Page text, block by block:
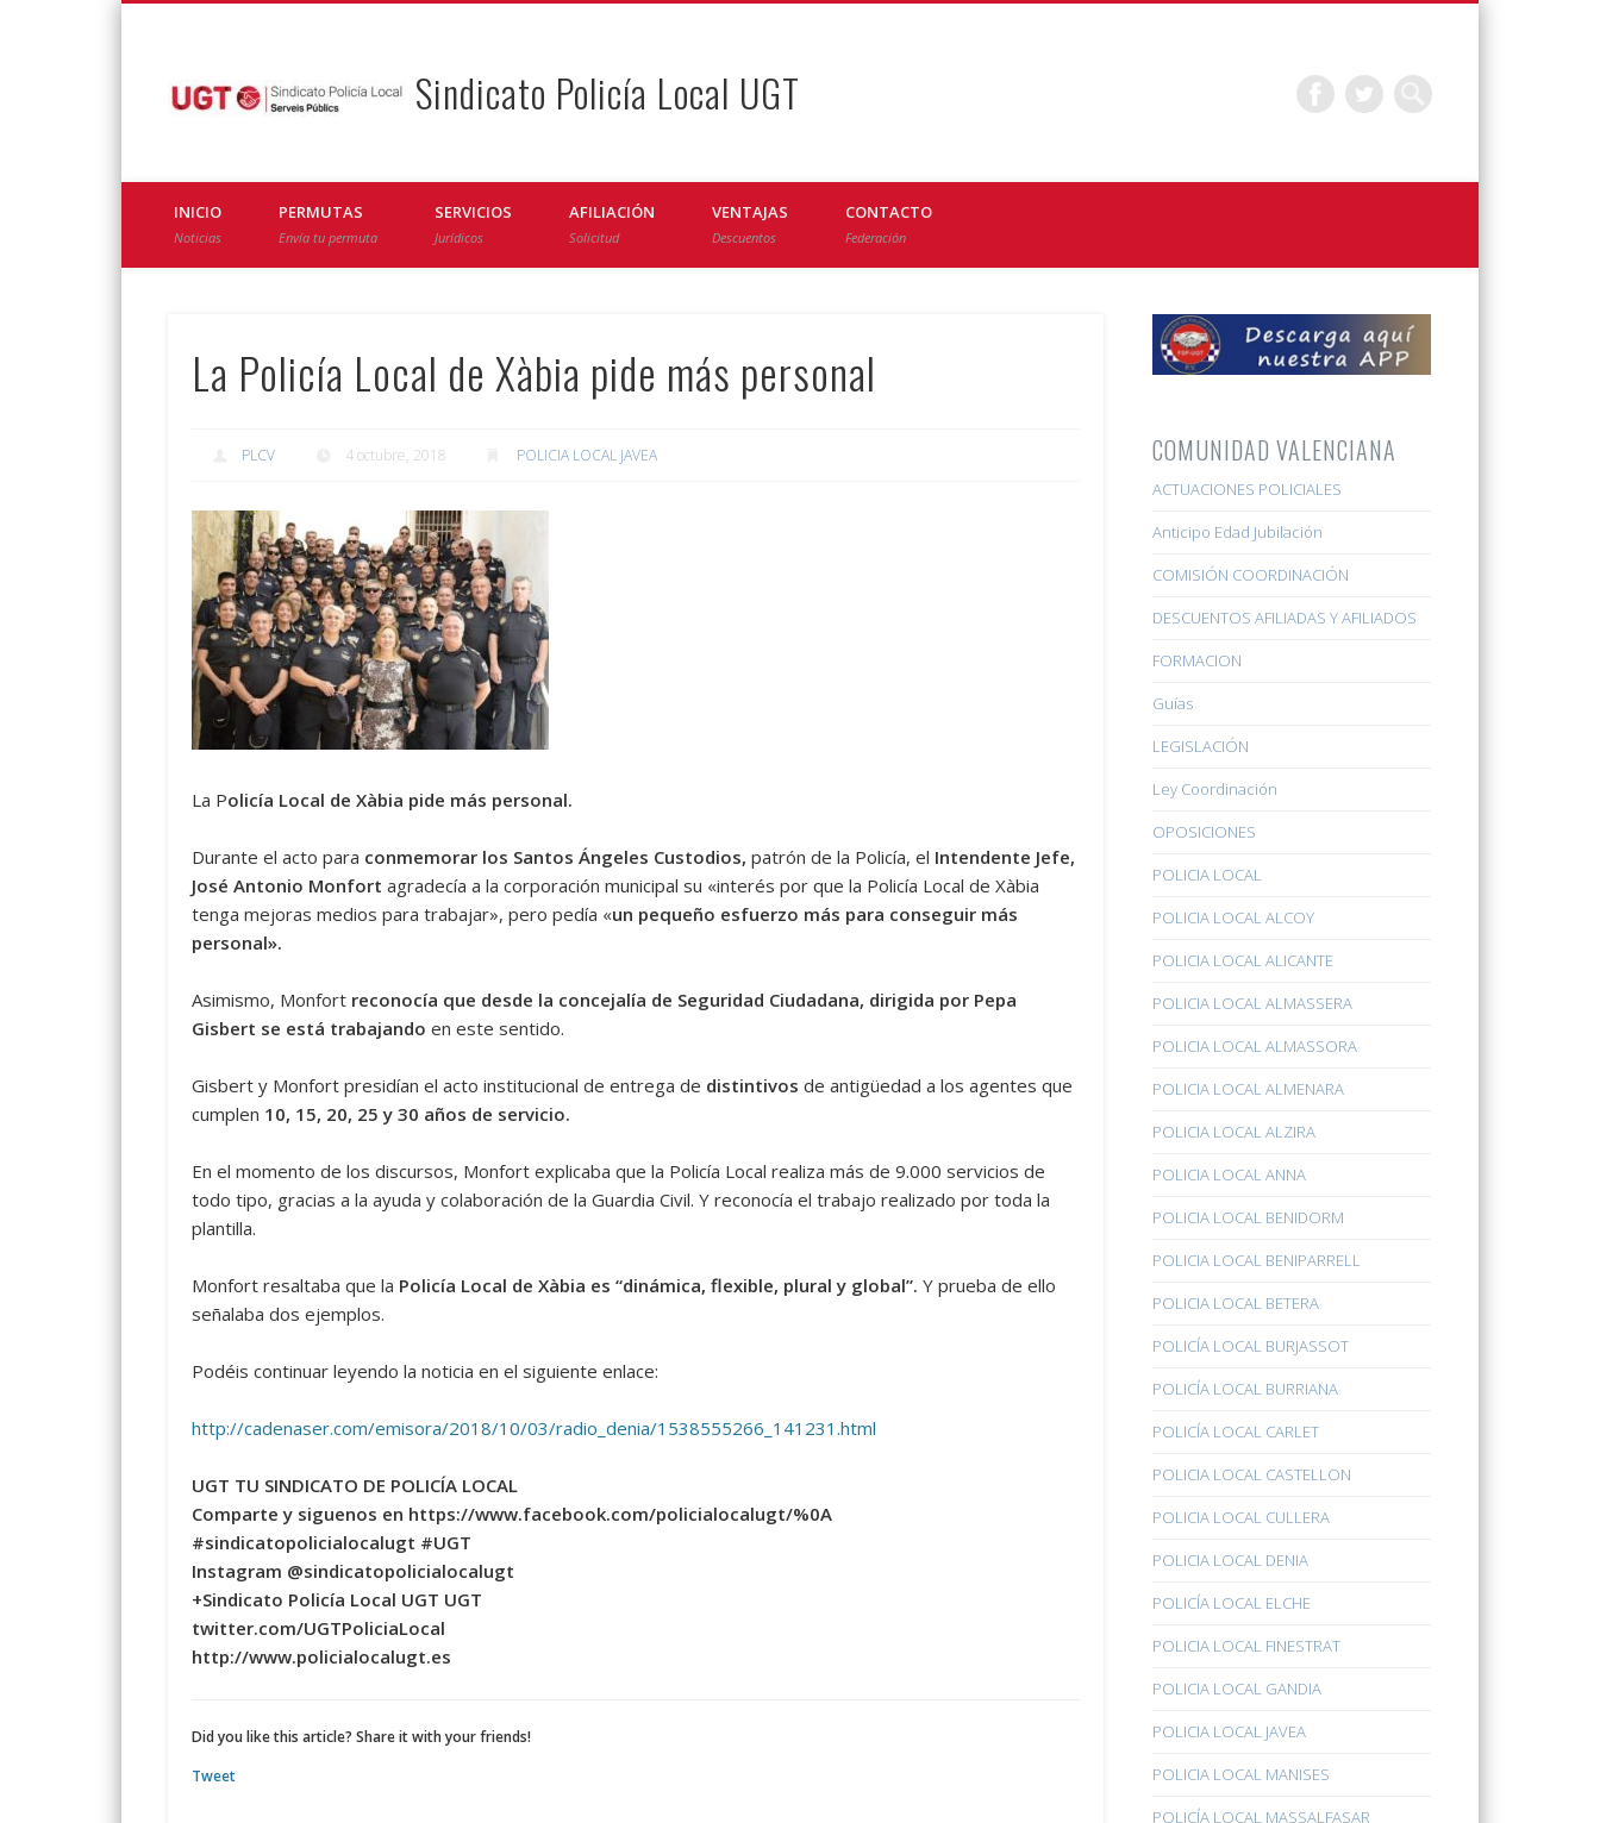
Sindicato Policía Local UGT
FacebookTwitter
INICIO
Noticias
PERMUTAS
Envía tu permuta
SERVICIOS
Jurídicos
AFILIACIÓN
Solicitud
VENTAJAS
Descuentos
CONTACTO
Federación
La Policía Local de Xàbia pide más personal
PLCV 4 octubre, 2018 POLICIA LOCAL JAVEA
La Policía Local de Xàbia pide más personal.
Durante el acto para conmemorar los Santos Ángeles Custodios, patrón de la Policía, el Intendente Jefe,
José Antonio Monfort agradecía a la corporación municipal su «interés por que la Policía Local de Xàbia
tenga mejoras medios para trabajar», pero pedía «un pequeño esfuerzo más para conseguir más
personal».
Asimismo, Monfort reconocía que desde la concejalía de Seguridad Ciudadana, dirigida por Pepa
Gisbert se está trabajando en este sentido.
Gisbert y Monfort presidían el acto institucional de entrega de distintivos de antigüedad a los agentes que
cumplen 10, 15, 20, 25 y 30 años de servicio.
En el momento de los discursos, Monfort explicaba que la Policía Local realiza más de 9.000 servicios de
todo tipo, gracias a la ayuda y colaboración de la Guardia Civil. Y reconocía el trabajo realizado por toda la
plantilla.
Monfort resaltaba que la Policía Local de Xàbia es “dinámica, flexible, plural y global”. Y prueba de ello
señalaba dos ejemplos.
Podéis continuar leyendo la noticia en el siguiente enlace:
http://cadenaser.com/emisora/2018/10/03/radio_denia/1538555266_141231.html
UGT TU SINDICATO DE POLICÍA LOCAL
Comparte y siguenos en https://www.facebook.com/policialocalugt/%0A
#sindicatopolicialocalugt #UGT
Instagram @sindicatopolicialocalugt
+Sindicato Policía Local UGT UGT
twitter.com/UGTPoliciaLocal
http://www.policialocalugt.es
Did you like this article? Share it with your friends!
Tweet
COMUNIDAD VALENCIANA
ACTUACIONES POLICIALES
Anticipo Edad Jubilación
COMISIÓN COORDINACIÓN
DESCUENTOS AFILIADAS Y AFILIADOS
FORMACION
Guías
LEGISLACIÓN
Ley Coordinación
OPOSICIONES
POLICIA LOCAL
POLICIA LOCAL ALCOY
POLICIA LOCAL ALICANTE
POLICIA LOCAL ALMASSERA
POLICIA LOCAL ALMASSORA
POLICIA LOCAL ALMENARA
POLICIA LOCAL ALZIRA
POLICIA LOCAL ANNA
POLICIA LOCAL BENIDORM
POLICIA LOCAL BENIPARRELL
POLICIA LOCAL BETERA
POLICÍA LOCAL BURJASSOT
POLICÍA LOCAL BURRIANA
POLICÍA LOCAL CARLET
POLICIA LOCAL CASTELLON
POLICIA LOCAL CULLERA
POLICIA LOCAL DENIA
POLICÍA LOCAL ELCHE
POLICIA LOCAL FINESTRAT
POLICIA LOCAL GANDIA
POLICIA LOCAL JAVEA
POLICIA LOCAL MANISES
POLICÍA LOCAL MASSALFASAR